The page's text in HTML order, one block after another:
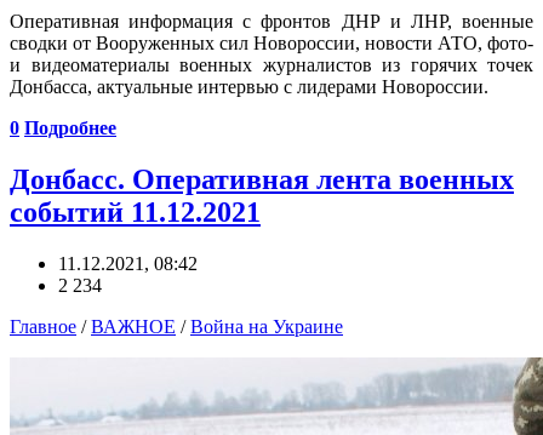
Оперативная информация с фронтов ДНР и ЛНР, военные
сводки от Вооруженных сил Новороссии, новости АТО, фото-
и видеоматериалы военных журналистов из горячих точек
Донбасса, актуальные интервью с лидерами Новороссии.
0 Подробнее
Донбасс. Оперативная лента военных
событий 11.12.2021
11.12.2021, 08:42
2 234
Главное /ВАЖНОЕ /Война на Украине